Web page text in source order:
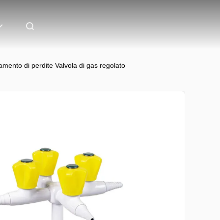
di perdite Valvola di gas regolato